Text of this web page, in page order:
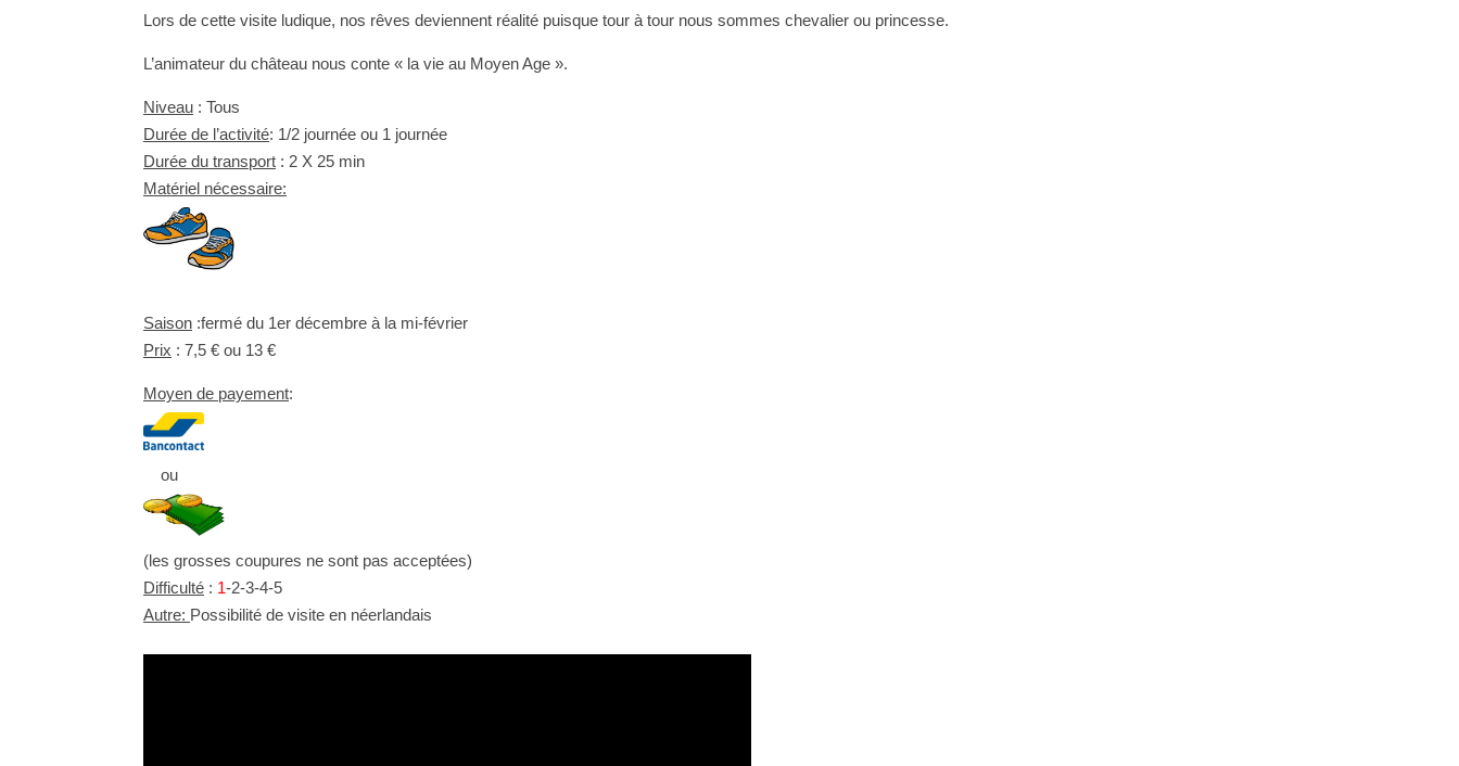
Lors de cette visite ludique, nos rêves deviennent réalité puisque tour à tour nous sommes chevalier ou princesse.
L’animateur du château nous conte « la vie au Moyen Age ».
Niveau : Tous
Durée de l’activité: 1/2 journée ou 1 journée
Durée du transport : 2 X 25 min
Matériel nécessaire:
Saison :fermé du 1er décembre à la mi-février
Prix : 7,5 € ou 13 €
Moyen de payement:
ou
(les grosses coupures ne sont pas acceptées)
Difficulté : 1-2-3-4-5
Autre: Possibilité de visite en néerlandais